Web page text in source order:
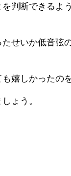
判断できるよ
せいか低音弦
嬉しかったの
ょう。